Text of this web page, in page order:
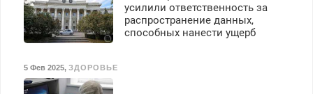
усилили ответственность за
распространение данных,
способных нанести ущерб
5 Фев 2025, ЗДОРОВЬЕ